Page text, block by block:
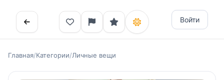
Войти
Главная/Категории/Личные вещи